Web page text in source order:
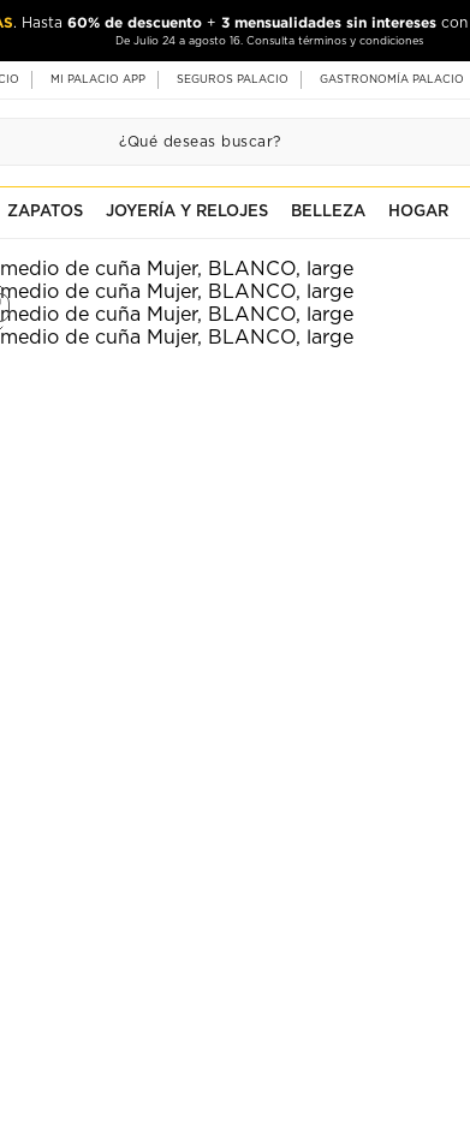
. Hasta 60% de descuento + 3 mensualidades sin intereses con
De Julio 24 a agosto 16. Consulta términos y condiciones
MI PALACIO APP SEGUROS PALACIO GASTRONOMÍA PALACIO
ZAPATOS JOYERÍA Y RELOJES BELLEZA HOGAR